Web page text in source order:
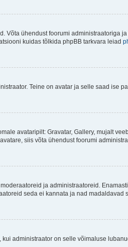
ühendust foorumi administraatoriga
kuidas tõlkida phpBB tarkvara leiad
Teine on avatar ja selle saad ise
avataripilt: Gravatar, Gallery, mujalt
siis võta ühendust foorumi
ja administraatoreid.
seda ei kannata ja nad madaldavad
administraator on selle võimaluse